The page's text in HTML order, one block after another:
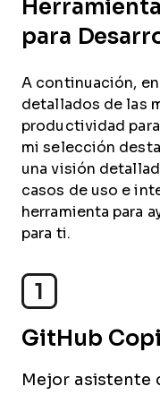
para
A continuación,
detallados de las
productividad
mi selección
una visión
casos de uso e
herramienta para
para ti.
1
GitHub
Mejor asistente